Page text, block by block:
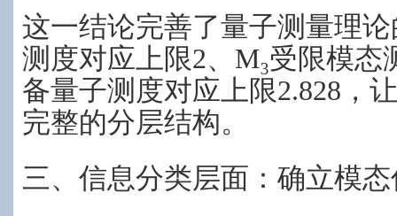
这一结论完善了量子测量理
测度对应上限2、M₃受限模态
备量子测度对应上限2.828，
完整的分层结构。
三、信息分类层面：确立模